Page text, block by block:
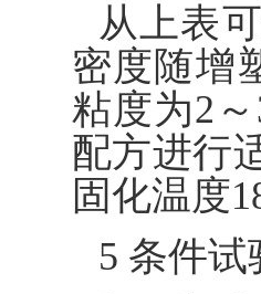
从上表
密度随增
粘度为2
配方进行
固化温度
5 条件试